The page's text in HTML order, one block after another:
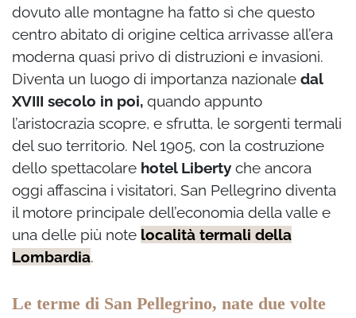
dovuto alle montagne ha fatto sì che questo
centro abitato di origine celtica arrivasse all’era
moderna quasi privo di distruzioni e invasioni.
Diventa un luogo di importanza nazionale dal
XVIII secolo in poi, quando appunto
l’aristocrazia scopre, e sfrutta, le sorgenti termali
del suo territorio. Nel 1905, con la costruzione
dello spettacolare hotel Liberty che ancora
oggi affascina i visitatori, San Pellegrino diventa
il motore principale dell’economia della valle e
una delle più note località termali della
Lombardia.
Le terme di San Pellegrino, nate due volte